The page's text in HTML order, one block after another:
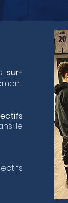
sur-
le